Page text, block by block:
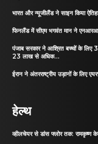
भारत और न्यूजीलैंड ने साइन किया
फिनलैंड में सीएम भगवंत मान ने एनआरआई
पंजाब सरकार ने आश्रित बच्चों के लिए
23 लाख से अधिक...
ईरान ने अंतरराष्ट्रीय उड़ानों के लिए
हेल्थ
व्हीलचेयर से डांस फ्लोर तक: रामकृष्ण